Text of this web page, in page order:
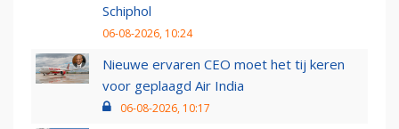
Schiphol
06-08-2026, 10:24
Nieuwe ervaren CEO moet het tij keren
voor geplaagd Air India
06-08-2026, 10:17